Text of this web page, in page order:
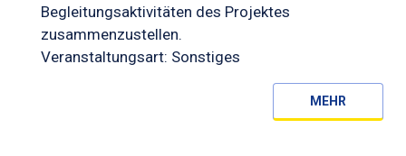
Begleitungsaktivitäten des Projektes
zusammenzustellen.
Veranstaltungsart: Sonstiges
MEHR